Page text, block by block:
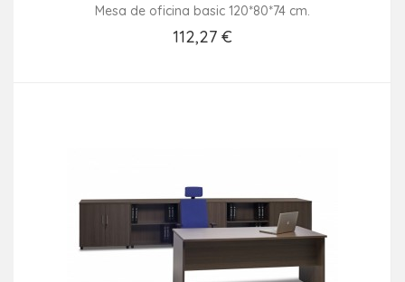
Mesa de oficina basic 120*80*74 cm.
112,27 €